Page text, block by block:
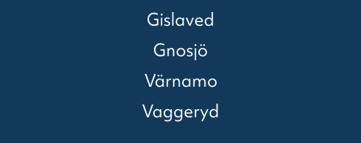
Gislaved
Gnosjö
Värnamo
Vaggeryd